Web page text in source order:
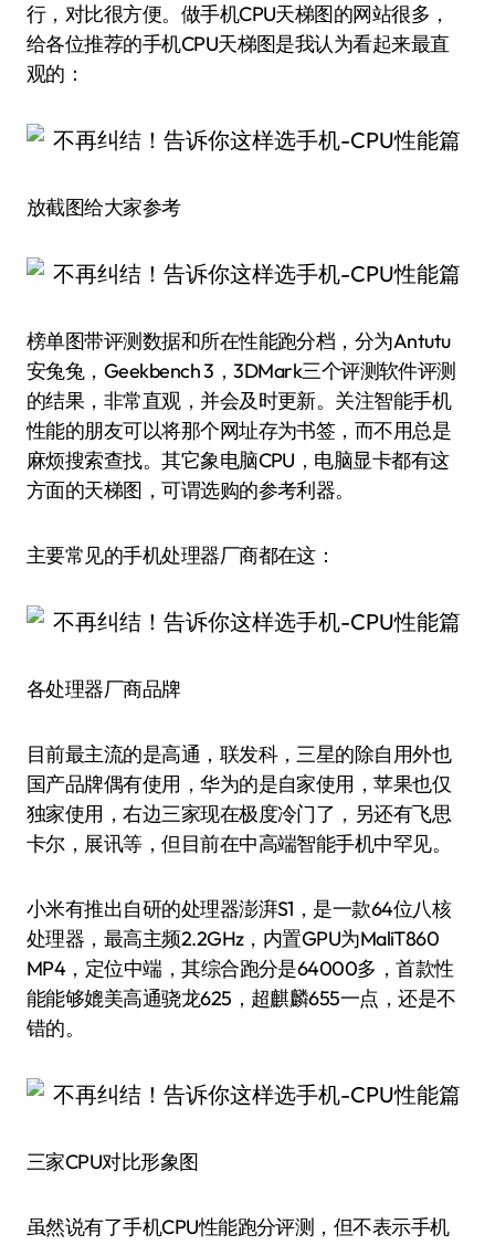
行，对比很方便。做手机CPU天梯图的网站很多，
给各位推荐的手机CPU天梯图是我认为看起来最直
观的：
放截图给大家参考
榜单图带评测数据和所在性能跑分档，分为Antutu
安兔兔，Geekbench 3，3DMark三个评测软件评测
的结果，非常直观，并会及时更新。关注智能手机
性能的朋友可以将那个网址存为书签，而不用总是
麻烦搜索查找。其它象电脑CPU，电脑显卡都有这
方面的天梯图，可谓选购的参考利器。
主要常见的手机处理器厂商都在这：
各处理器厂商品牌
目前最主流的是高通，联发科，三星的除自用外也
国产品牌偶有使用，华为的是自家使用，苹果也仅
独家使用，右边三家现在极度冷门了，另还有飞思
卡尔，展讯等，但目前在中高端智能手机中罕见。
小米有推出自研的处理器澎湃S1，是一款64位八核
处理器，最高主频2.2GHz，内置GPU为MaliT860
MP4，定位中端，其综合跑分是64000多，首款性
能能够媲美高通骁龙625，超麒麟655一点，还是不
错的。
三家CPU对比形象图
虽然说有了手机CPU性能跑分评测，但不表示手机